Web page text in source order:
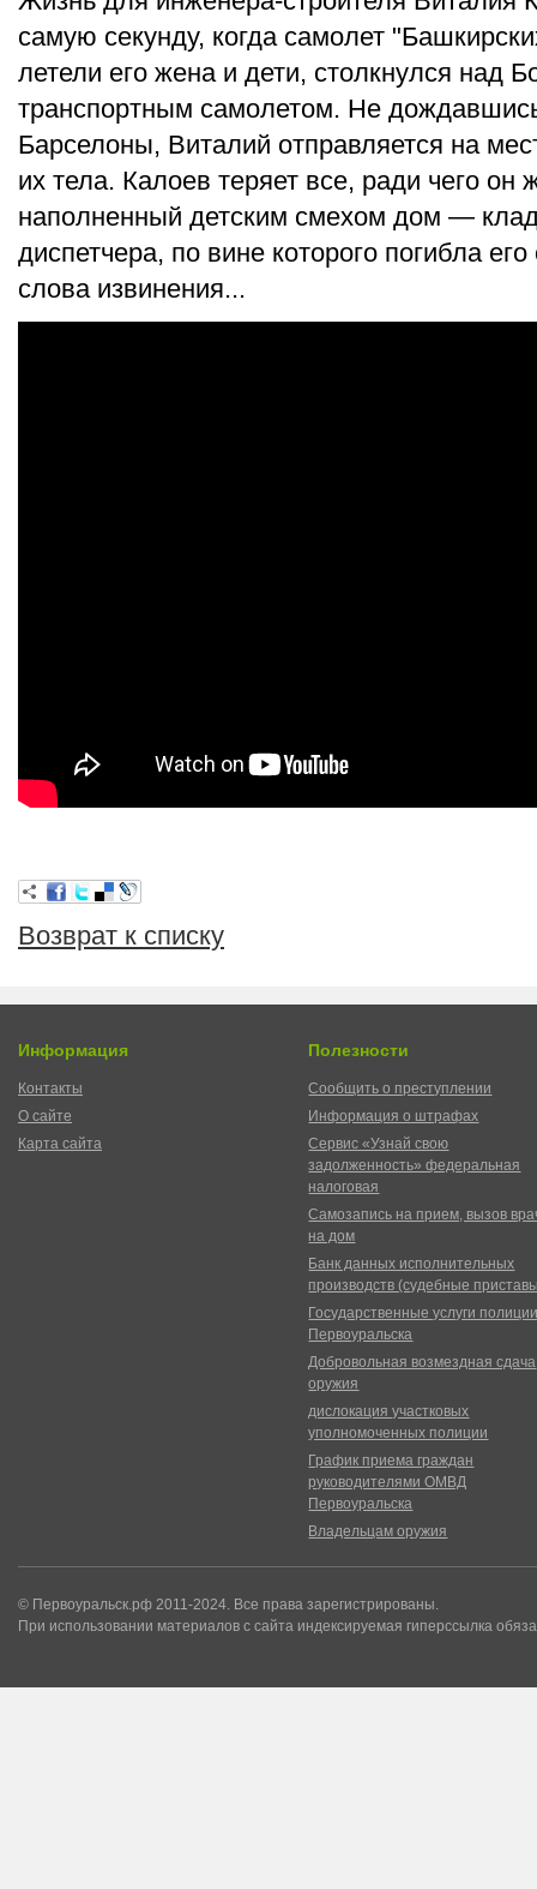
самую секунду, когда самолет
летели его жена и дети, столкнулся над
транспортным самолетом. Не
Барселоны, Виталий отправляется на
их тела. Калоев теряет все, ради чего он
наполненный детским смехом дом —
диспетчера, по вине которого погибла
слова извинения...
Возврат к списку
Информация
Контакты
О сайте
Карта сайта
Полезности
Сообщить о преступлении
Информация о штрафах
Сервис «Узнай свою
задолженность» федеральная
налоговая
Самозапись на прием, вызов
на дом
Банк данных исполнительных
производств (судебные
Государственные услуги
Первоуральска
Добровольная возмездная сдача
оружия
дислокация участковых
уполномоченных полиции
График приема граждан
руководителями ОМВД
Первоуральска
Владельцам оружия
© Первоуральск.рф 2011-2024. Все права зарегистрированы.
При использовании материалов с сайта индексируемая гиперссылка